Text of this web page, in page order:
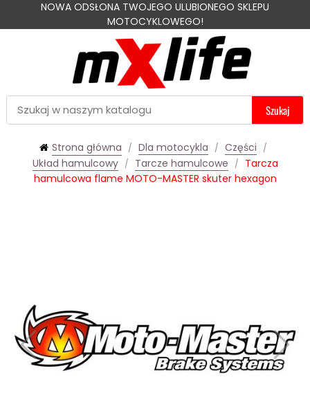
NOWA ODSŁONA TWOJEGO ULUBIONEGO SKLEPU
MOTOCYKLOWEGO!
Szukaj
Strona główna Dla motocykla
Części
Układ hamulcowy
Tarcze hamulcowe
Tarcza
hamulcowa flame MOTO-MASTER skuter hexagon